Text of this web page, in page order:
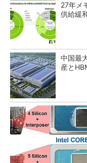
27年メ
供給緩
中国最
産と